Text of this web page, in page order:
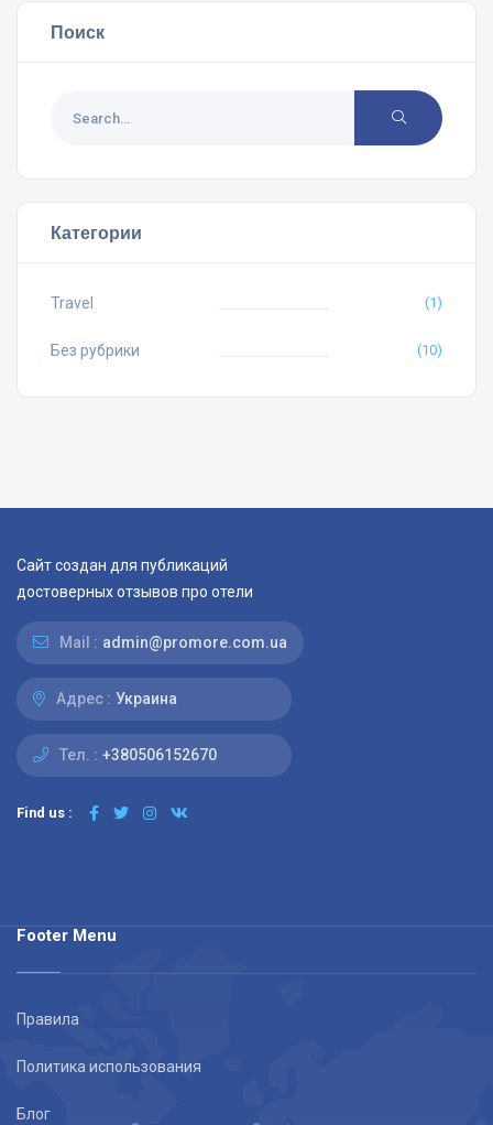
Поиск
Категории
Travel (1)
Без рубрики (10)
Сайт создан для публикаций
достоверных отзывов про отели
Mail : admin@promore.com.ua
Адрес : Украина
Тел. : +380506152670
Find us :
Footer Menu
Правила
Политика использования
Блог